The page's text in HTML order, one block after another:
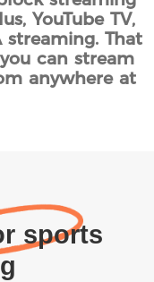
YouTube TV,
That
can stream
anywhere at
sports